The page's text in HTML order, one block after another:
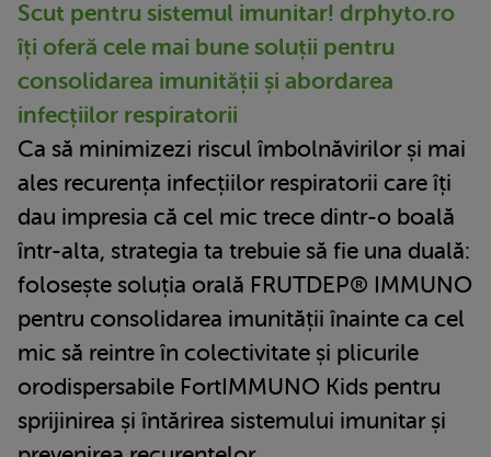
Scut pentru sistemul imunitar! drphyto.ro
îți oferă cele mai bune soluții pentru
consolidarea imunității și abordarea
infecțiilor respiratorii
Ca să minimizezi riscul îmbolnăvirilor și mai
ales recurența infecțiilor respiratorii care îți
dau impresia că cel mic trece dintr-o boală
într-alta, strategia ta trebuie să fie una duală:
folosește soluția orală FRUTDEP® IMMUNO
pentru consolidarea imunității înainte ca cel
mic să reintre în colectivitate și plicurile
orodispersabile FortIMMUNO Kids pentru
sprijinirea și întărirea sistemului imunitar și